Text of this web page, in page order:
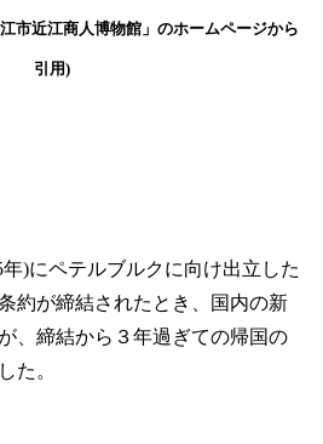
市近江商人博物館」のホームページから
引用)
)にペテルブルクに向け出立した
約が締結されたとき、国内の新
、締結から３年過ぎての帰国の
た。